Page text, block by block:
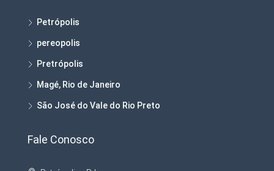
Petrópolis
pereopolis
Pretrópolis
Magé, Rio de Janeiro
São José do Vale do Rio Preto
Fale Conosco